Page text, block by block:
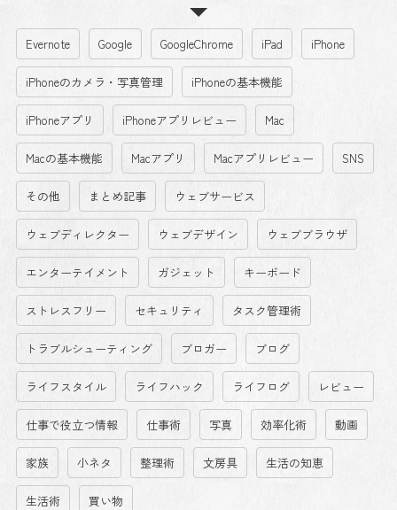
Evernote Google GoogleChrome iPad iPhone
iPhoneのカメラ・写真管理 iPhoneの基本機能
iPhoneアプリ iPhoneアプリレビュー Mac
Macの基本機能 Macアプリ Macアプリレビュー SNS
その他 まとめ記事 ウェブサービス
ウェブディレクター ウェブデザイン ウェブブラウザ
エンターテイメント ガジェット キーボード
ストレスフリー セキュリティ タスク管理術
トラブルシューティング ブロガー ブログ
ライフスタイル ライフハック ライフログ レビュー
仕事で役立つ情報 仕事術 写真 効率化術 動画
家族 小ネタ 整理術 文房具 生活の知恵
生活術 買い物